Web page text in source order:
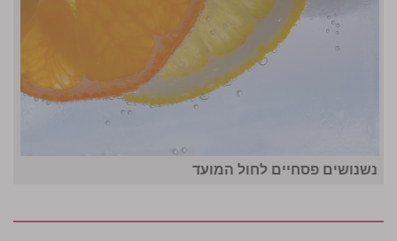
נשנושים פסחיים לחול המועד